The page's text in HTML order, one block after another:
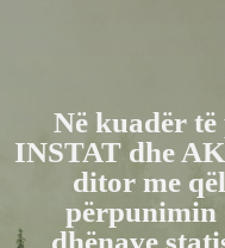
Në kuadër
INSTAT dhe
ditor me
përpunimin
dhënave